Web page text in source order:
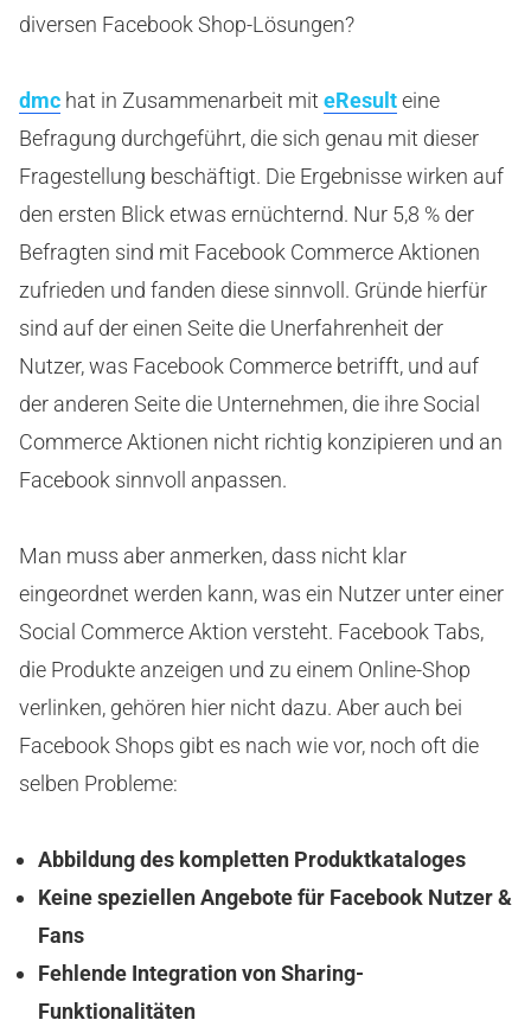
diversen Facebook Shop-Lösungen?
dmc hat in Zusammenarbeit mit eResulteine
Befragung durchgeführt, die sich genau mit dieser
Fragestellung beschäftigt. Die Ergebnisse wirken auf
den ersten Blick etwas ernüchternd. Nur 5,8 % der
Befragten sind mit Facebook Commerce Aktionen
zufrieden und fanden diese sinnvoll. Gründe hierfür
sind auf der einen Seite die Unerfahrenheit der
Nutzer, was Facebook Commerce betrifft, und auf
der anderen Seite die Unternehmen, die ihre Social
Commerce Aktionen nicht richtig konzipieren und an
Facebook sinnvoll anpassen.
Man muss aber anmerken, dass nicht klar
eingeordnet werden kann, was ein Nutzer unter einer
Social Commerce Aktion versteht. Facebook Tabs,
die Produkte anzeigen und zu einem Online-Shop
verlinken, gehören hier nicht dazu. Aber auch bei
Facebook Shops gibt es nach wie vor, noch oft die
selben Probleme:
Abbildung des kompletten Produktkataloges
Keine speziellen Angebote für Facebook Nutzer &
Fans
Fehlende Integration von Sharing-
Funktionalitäten